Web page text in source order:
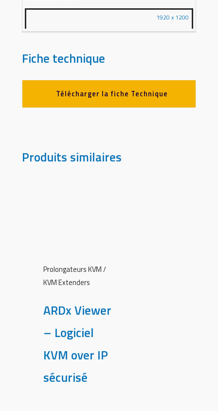
1920 x 1200
Fiche technique
Télécharger la fiche Technique
Produits similaires
Prolongateurs KVM /
KVM Extenders
ARDx Viewer
– Logiciel
KVM over IP
sécurisé